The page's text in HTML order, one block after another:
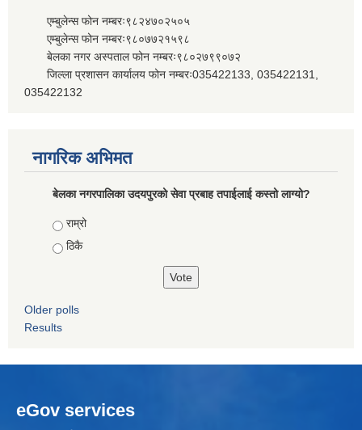
एम्बुलेन्स फोन नम्बरः९८२४७०२५०५
एम्बुलेन्स फोन नम्बरः९८०७७२१५९८
बेलका नगर अस्पताल फोन नम्बरः९८०२७९९०७२
जिल्ला प्रशासन कार्यालय फोन नम्बरः035422133, 035422131,
035422132
नागरिक अभिमत
बेलका नगरपालिका उदयपुरको सेवा प्रबाह तपाईलाई कस्तो लाग्यो?
Choices
राम्रो
ठिकै
Older polls
Results
eGov services